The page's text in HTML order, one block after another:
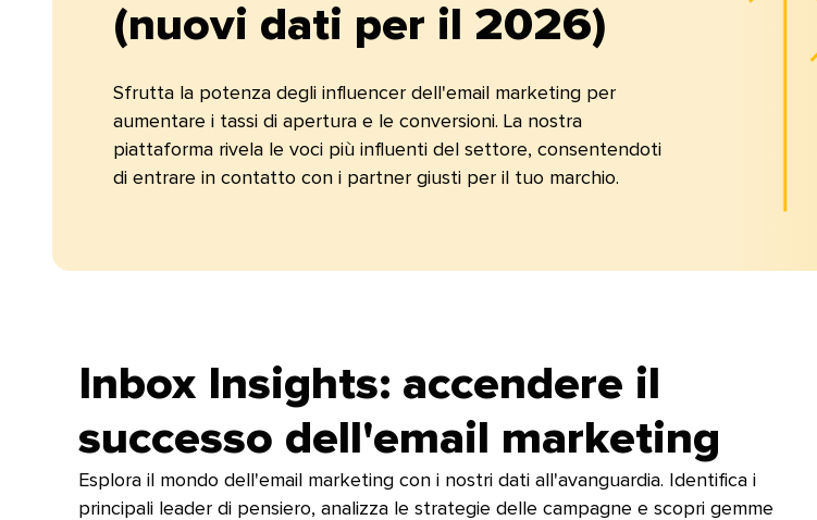
(nuovi dati per il 2026)​​
Sfrutta la potenza degli influencer dell'email marketing per
aumentare i tassi di apertura e le conversioni. La nostra
piattaforma rivela le voci più influenti del settore, consentendoti
di entrare in contatto con i partner giusti per il tuo marchio.​​
Inbox Insights: accendere il
successo dell'email marketing​​
Esplora il mondo dell'email marketing con i nostri dati all'avanguardia. Identifica i
principali leader di pensiero, analizza le strategie delle campagne e scopri gemme